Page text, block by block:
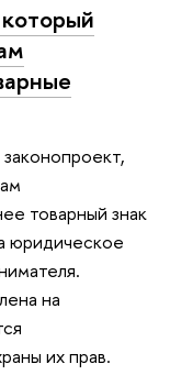
товарный знак
юридическое
на
их прав.